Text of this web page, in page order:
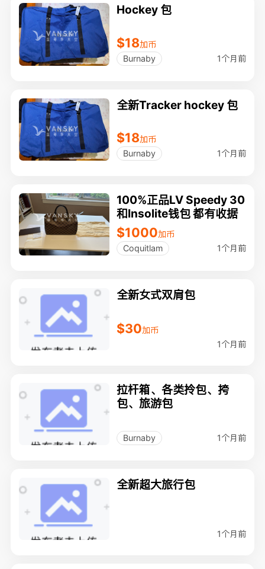
Hockey 包
$18加币
Burnaby
1个月前
全新Tracker hockey 包
$18加币
Burnaby
1个月前
100%正品LV Speedy 30
和Insolite钱包 都有收据
$1000加币
Coquitlam
1个月前
全新女式双肩包
$30加币
1个月前
拉杆箱、各类拎包、挎
包、旅游包
Burnaby 1个月前
全新超大旅行包
1个月前